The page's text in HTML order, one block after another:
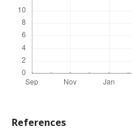
References